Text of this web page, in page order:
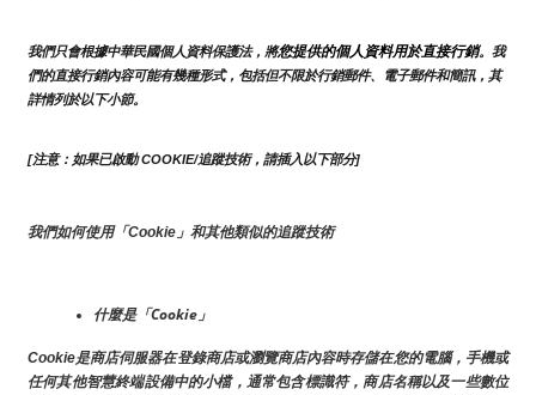
我們只會根據中華民國個人資料保護法，將您提供的個人資料用於直接行銷。我
們的直接行銷內容可能有幾種形式，包括但不限於行銷郵件、電子郵件和簡訊，其
詳情列於以下小節。
[注意：如果已啟動 COOKIE/追蹤技術，請插入以下部分]
我們如何使用「Cookie」和其他類似的追蹤技術
什麼是「Cookie」
Cookie是商店伺服器在登錄商店或瀏覽商店內容時存儲在您的電腦，手機或
任何其他智慧終端設備中的小檔，通常包含標識符，商店名稱以及一些數位